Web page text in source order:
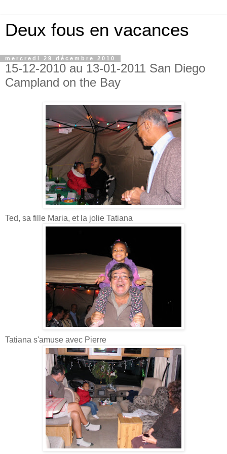
Deux fous en vacances
mercredi 29 décembre 2010
15-12-2010 au 13-01-2011 San Diego
Campland on the Bay
Ted, sa fille Maria, et la jolie Tatiana
Tatiana s'amuse avec Pierre